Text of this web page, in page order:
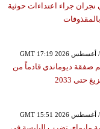
في نجران جراء اعتداءات حوثية
بالمقذوفات
صفقة ديوماندي قادماً من
حتى 2033